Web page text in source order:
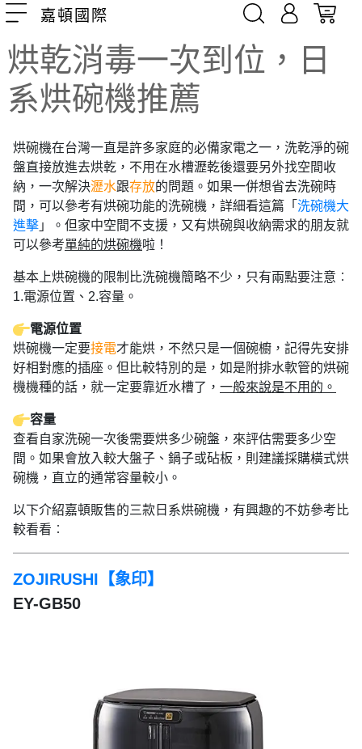
嘉頓國際
烘乾消毒一次到位，日
系烘碗機推薦
烘碗機在台灣一直是許多家庭的必備家電之一，洗乾淨的碗
盤直接放進去烘乾，不用在水槽瀝乾後還要另外找空間收
納，一次解決瀝水跟存放的問題。如果一併想省去洗碗時
間，可以參考有烘碗功能的洗碗機，詳細看這篇「 洗碗機大
進擊 」。但家中空間不支援，又有烘碗與收納需求的朋友就
可以參考單純的烘碗機啦！
基本上烘碗機的限制比洗碗機簡略不少，只有兩點要注意︰
1.電源位置、2.容量。
電源位置
烘碗機一定要接電才能烘，不然只是一個碗櫥，記得先安排
好相對應的插座。但比較特別的是，如是附排水軟管的烘碗
機機種的話，就一定要靠近水槽了， 一般來說是不用的。
容量
查看自家洗碗一次後需要烘多少碗盤，來評估需要多少空
間。如果會放入較大盤子、鍋子或砧板，則建議採購橫式烘
碗機，直立的通常容量較小。
以下介紹嘉頓販售的三款日系烘碗機，有興趣的不妨參考比
較看看︰
ZOJIRUSHI【象印】
EY-GB50